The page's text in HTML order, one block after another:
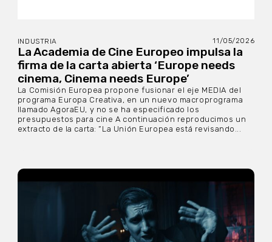
INDUSTRIA 11/05/2026
La Academia de Cine Europeo impulsa la
firma de la carta abierta ‘Europe needs
cinema, Cinema needs Europe’
La Comisión Europea propone fusionar el eje MEDIA del
programa Europa Creativa, en un nuevo macroprograma
llamado AgoraEU, y no se ha especificado los
presupuestos para cine A continuación reproducimos un
extracto de la carta: “La Unión Europea está revisando...